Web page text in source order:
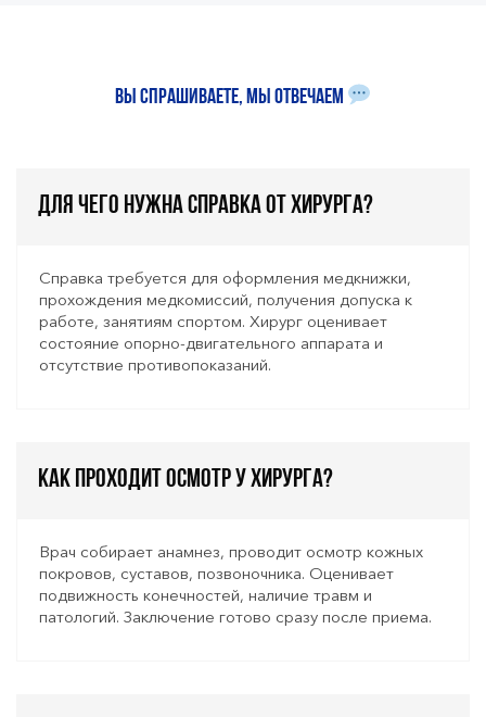
Вы спрашиваете, мы отвечаем
Для чего нужна справка от хирурга?
Справка требуется для оформления медкнижки,
прохождения медкомиссий, получения допуска к
работе, занятиям спортом. Хирург оценивает
состояние опорно-двигательного аппарата и
отсутствие противопоказаний.
Как проходит осмотр у хирурга?
Врач собирает анамнез, проводит осмотр кожных
покровов, суставов, позвоночника. Оценивает
подвижность конечностей, наличие травм и
патологий. Заключение готово сразу после приема.